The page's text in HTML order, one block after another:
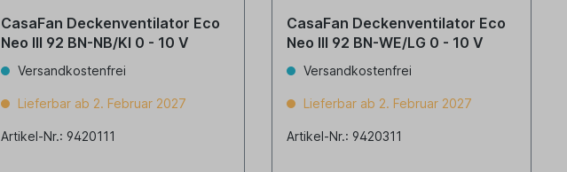
CasaFan Deckenventilator Eco
Neo III 92 BN-NB/KI 0 - 10 V
Versandkostenfrei
Lieferbar ab 2. Februar 2027
Artikel-Nr.: 9420111
CasaFan Deckenventilator Eco
Neo III 92 BN-WE/LG 0 - 10 V
Versandkostenfrei
Lieferbar ab 2. Februar 2027
Artikel-Nr.: 9420311